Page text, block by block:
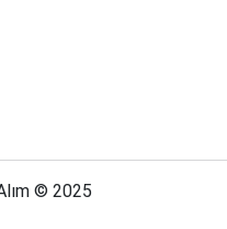
© 2025